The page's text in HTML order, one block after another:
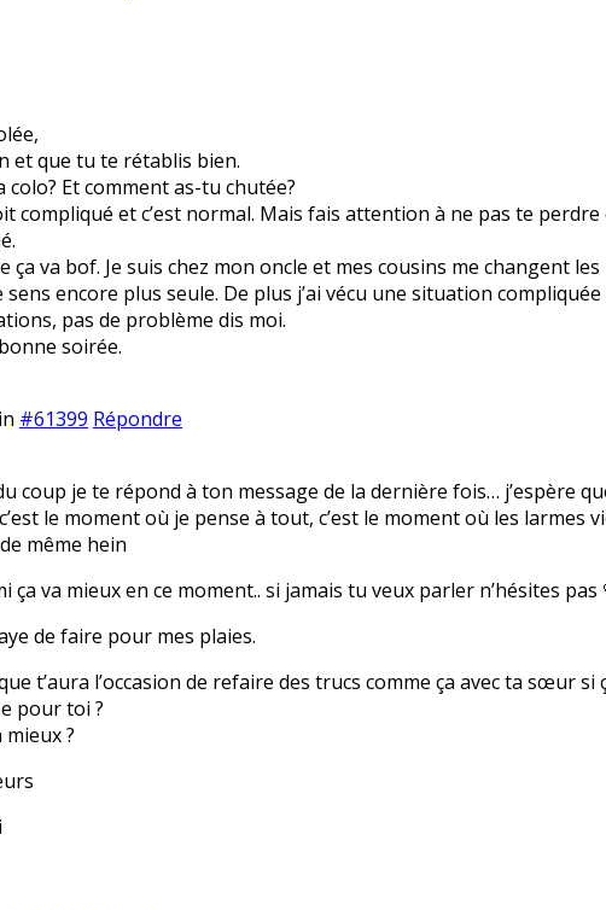
et que tu te rétablis bien.
colo? Et comment as-tu chutée?
compliqué et c’est normal. Mais fais attention à ne pas te
va bof. Je suis chez mon oncle et mes cousins me changent les
encore plus seule. De plus j’ai vécu une situation
pas de problème dis moi.
soirée.
#61399 Répondre
coup je te répond à ton message de la dernière fois… j’espère
le moment où je pense à tout, c’est le moment où les
même hein
ça va mieux en ce moment.. si jamais tu veux parler n’hésites pas
de faire pour mes plaies.
t’aura l’occasion de refaire des trucs comme ça avec ta sœur si
pour toi ?
mieux ?